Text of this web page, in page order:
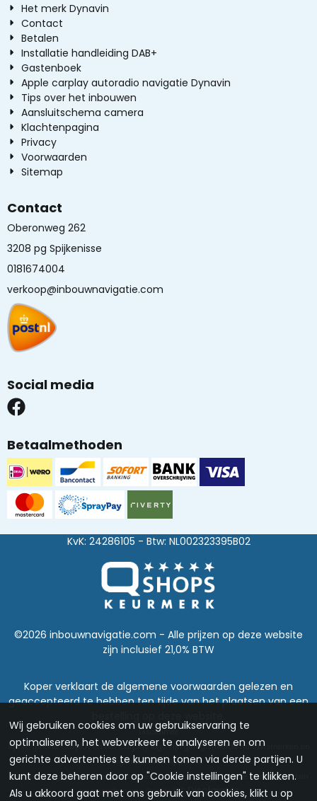
Het merk Dynavin
Contact
Betalen
Installatie handleiding DAB+
Gastenboek
Apple carplay autoradio navigatie Dynavin
Tips over het inbouwen
Aansluitschema camera
Klachtenpagina
Privacy
Voorwaarden
Sitemap
Contact
Oberonweg 262
3208 pg Spijkenisse
0181674004
verkoop@inbouwnavigatie.com
Social media
Betaalmethoden
KvK: 24286105 - Btw: NL002323395B02
©2026 inbouwnavigatie.com - Alle prijzen op deze website
zijn inclusief 21,0% BTW
Koper verklaart de algemene voorwaarden gelezen en
geaccepteerd te hebben ten tijde van het plaatsen van een
Disclaimer
Apple, Iphone, Carplay en het Carplay logo zijn geregistreerde handelsmerken en
eigendom van Apple inc.
Android, Google Maps, Android auto en Waze zijn geregistreerde handelsmerken
en eigendom van Google LLC.Disclaimer
Wij gebruiken cookies om uw gebruikservaring te
optimaliseren, het webverkeer te analyseren en om
gerichte advertenties te kunnen tonen via derde partijen. U
kunt deze beheren door op "Cookie instellingen" te klikken.
Als u akkoord gaat met ons gebruik van cookies, klikt u op